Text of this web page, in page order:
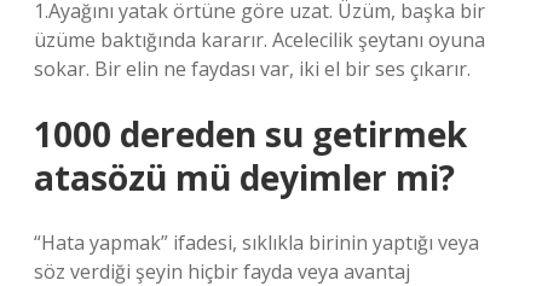
1.Ayağını yatak örtüne göre uzat. Üzüm, başka bir
üzüme baktığında kararır. Acelecilik şeytanı oyuna
sokar. Bir elin ne faydası var, iki el bir ses çıkarır.
1000 dereden su getirmek
atasözü mü deyimler mi?
“Hata yapmak” ifadesi, sıklıkla birinin yaptığı veya
söz verdiği şeyin hiçbir fayda veya avantaj